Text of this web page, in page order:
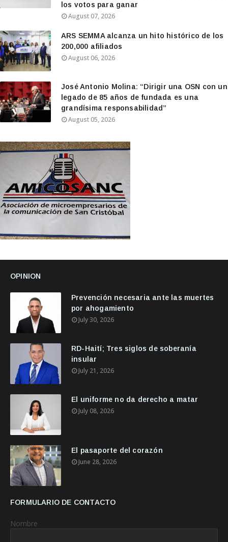
los votos para ganar
August 07, 2026
ARS SEMMA alcanza un hito histórico de los
200,000 afiliados
August 06, 2026
José Antonio Molina: “Dirigir una OSN con un
legado de 85 años de fundada es una
grandísima responsabilidad”
August 05, 2026
OPINION
Prevención necesaria ante las muertes
por ahogamiento
July 30, 2026
RD-Haití; Tres siglos de soberanía
insular
July 21, 2026
El uniforme no da derecho a matar
July 08, 2026
El pasaporte del corazón
June 28, 2026
FORMULARIO DE CONTACTO
Nombre